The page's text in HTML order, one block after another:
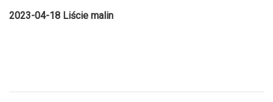
2023-04-18 Liście malin